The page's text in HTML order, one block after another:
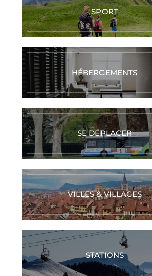
SPORT
HÉBERGEMENTS
SE DÉPLACER
VILLES & VILLAGES
STATIONS